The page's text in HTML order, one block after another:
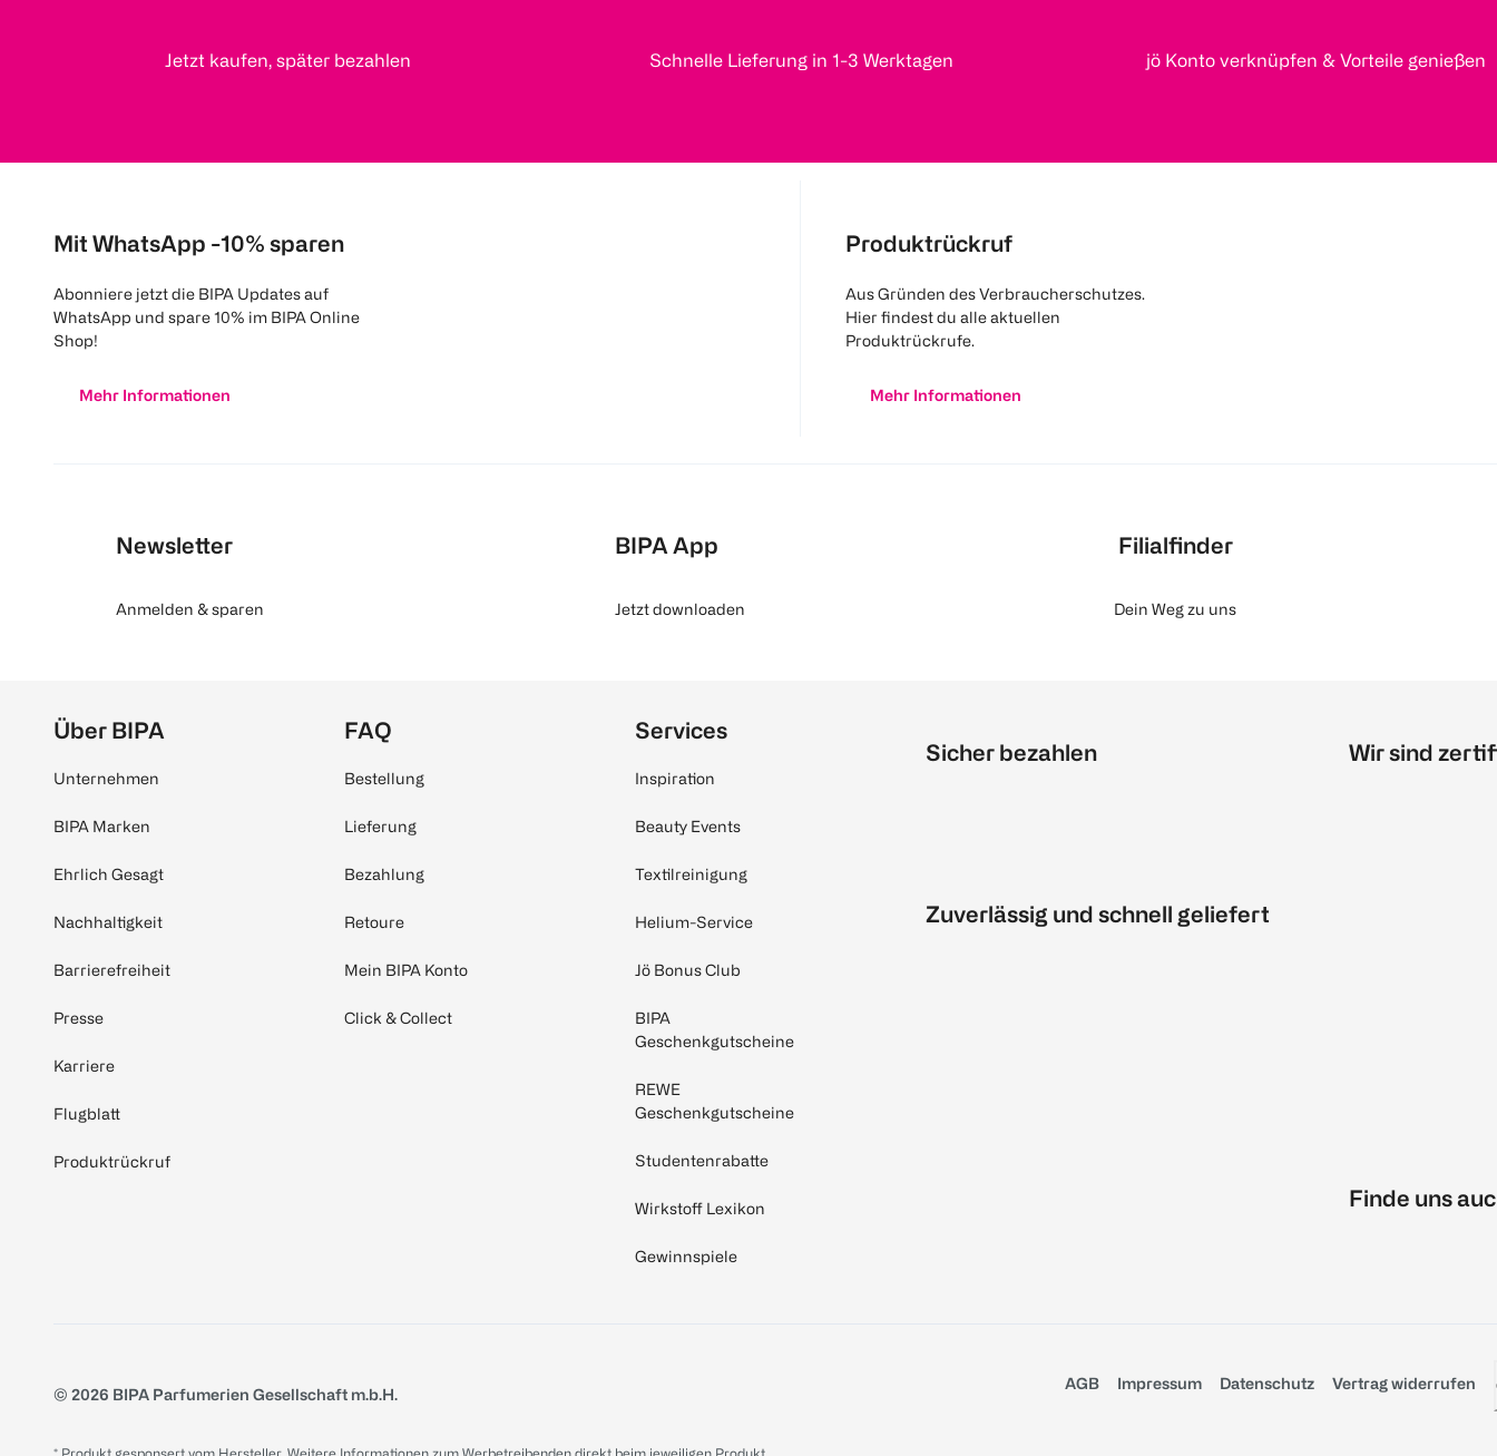
Jetzt kaufen, später bezahlen Schnelle Lieferung in 1-3 Werktagen jö Konto verknüpfen & Vorteile genießen
Mit WhatsApp -10% sparen
Abonniere jetzt die BIPA Updates auf
WhatsApp und spare 10% im BIPA Online
Shop!
Mehr Informationen
Produktrückruf
Aus Gründen des Verbraucherschutzes.
Hier findest du alle aktuellen
Produktrückrufe.
Mehr Informationen
Newsletter
Anmelden & sparen
BIPA App
Jetzt downloaden
Filialfinder
Dein Weg zu uns
Über BIPA
Unternehmen
BIPA Marken
Ehrlich Gesagt
Nachhaltigkeit
Barrierefreiheit
Presse
Karriere
Flugblatt
Produktrückruf
FAQ
Bestellung
Lieferung
Bezahlung
Retoure
Mein BIPA Konto
Click & Collect
Services
Inspiration
Beauty Events
Textilreinigung
Helium-Service
Jö Bonus Club
BIPA
Geschenkgutscheine
REWE
Geschenkgutscheine
Studentenrabatte
Wirkstoff Lexikon
Gewinnspiele
Sicher bezahlen
Zuverlässig und schnell geliefert
Wir sind
Finde uns
© 2026 BIPA Parfumerien Gesellschaft m.b.H.
AGB Impressum Datenschutz Vertrag widerrufen
* Produkt gesponsert vom Hersteller. Weitere Informationen zum Werbetreibenden direkt beim jeweiligen Produkt.